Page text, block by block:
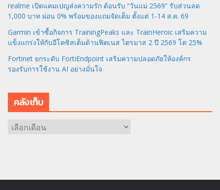
realme เปิดแคมเปญส่งความรัก ต้อนรับ “วันแม่ 2569” รับส่วนลด
1,000 บาท ผ่อน 0% พร้อมของแถมจัดเต็ม ตั้งแต่ 1-14 ส.ค. 69
Garmin เข้าซื้อกิจการ TrainingPeaks และ TrainHeroic เสริมความ
แข็งแกร่งให้กับอีโคซิสเต็มด้านฟิตเนส ไตรมาส 2 ปี 2569 โต 25%
Fortinet ยกระดับ FortiEndpoint เสริมความปลอดภัยให้องค์กร
รองรับการใช้งาน AI อย่างมั่นใจ
คลังเก็บ